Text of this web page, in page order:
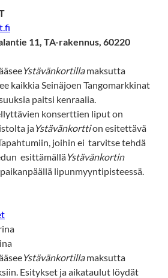
11, TA-rakennus, 60220
Ystävänkortillamaksutta
kaikkia Seinäjoen Tangomarkkinat
paitsi kenraalia.
konserttien liput on
jaYstävänkorttion esitettävä
joihin ei tarvitse tehdä
esittämälläYstävänkortin
lipunmyyntipisteessä.
Ystävänkortillamaksutta
Esitykset ja aikataulut löydät